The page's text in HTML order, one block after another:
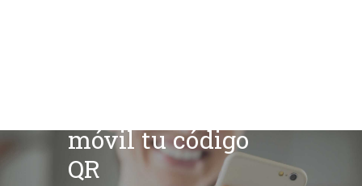
móvil tu código
QR